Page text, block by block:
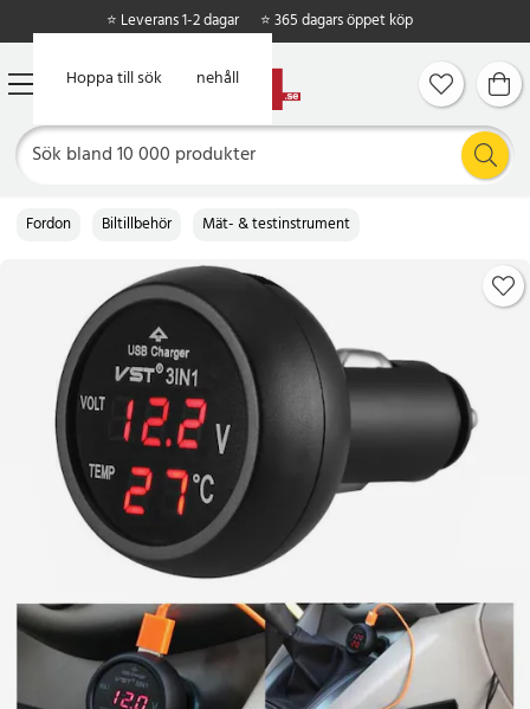
Hoppa till huvudinnehåll
Hoppa till sök
⭐ Leverans 1-2 dagar ⭐ 365 dagars öppet köp
Fordon Biltillbehör Mät- & testinstrument